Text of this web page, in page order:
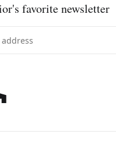
favorite newsletter